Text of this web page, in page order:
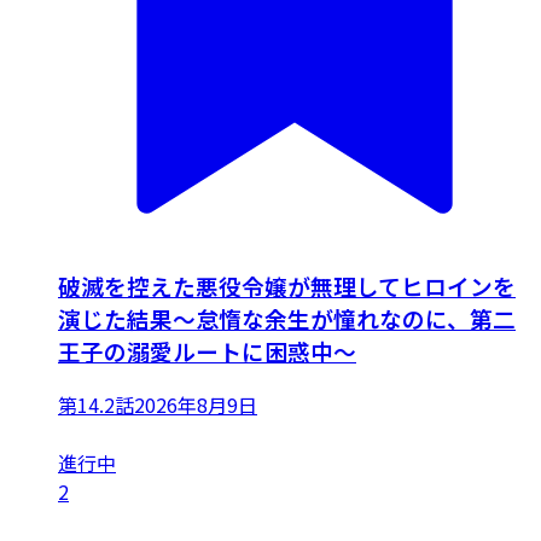
破滅を控えた悪役令嬢が無理してヒロインを
演じた結果～怠惰な余生が憧れなのに、第二
王子の溺愛ルートに困惑中～
第14.2話2026年8月9日
進行中
2